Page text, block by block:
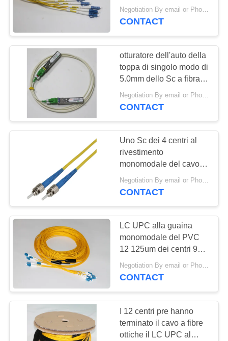
ottiche/Sc UPC pre
Connectorized
Negotiation By email or Phone Call MOQ:Dire di MOQ è 10pcs
CONTACT
otturatore dell'auto della
toppa di singolo modo di
5.0mm dello Sc a fibra
ottica APC del cavo e
dell'adattatore
CONTACT
Uno Sc dei 4 centri al
rivestimento
monomodale del cavo
OS2 OD 3.0mm OFNP
della toppa della fibra
CONTACT
LC UPC alla guaina
monomodale del PVC
12 125um dei centri 9
del cavo a fibra ottica di
sblocco di LC UPC
Negotiation By email or Phone Call MOQ:Dire di MOQ è 10pcs
CONTACT
I 12 centri pre hanno
terminato il cavo a fibre
ottiche il LC UPC al